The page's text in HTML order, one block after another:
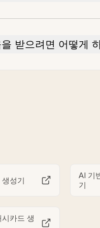
받으려면 어떻게
성기
AI 기
기
카드 생